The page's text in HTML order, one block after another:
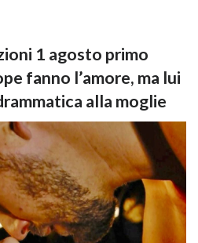
1 agosto primo
fanno l’amore, ma lui
alla moglie